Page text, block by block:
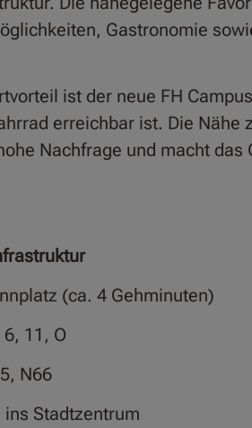
Gastronomie
ist der neue FH
erreichbar ist. Die Nähe
Nachfrage und macht
(ca. 4 Gehminuten)
11, O
N66
Stadtzentrum